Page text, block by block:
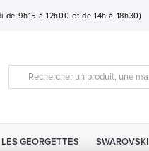
de 9h15 à 12h00 et de 14h à 18h30)
LES GEORGETTES SWAROVSKI